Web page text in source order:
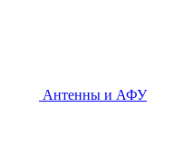
Антенны и АФУ